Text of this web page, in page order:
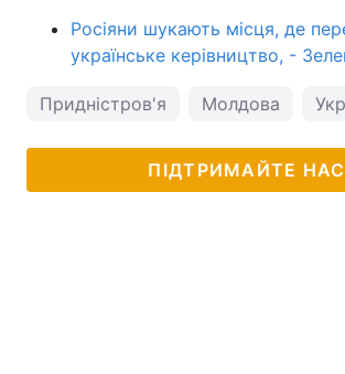
Росіяни шукають місця, де
українське керівництво, -
Придністров'я Молдова
ПІДТРИМАЙТЕ НАС